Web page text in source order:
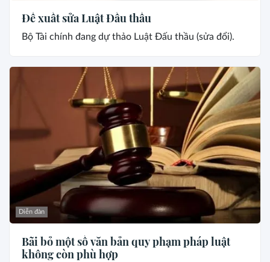
Đề xuất sửa Luật Đấu thầu
Bộ Tài chính đang dự thảo Luật Đấu thầu (sửa đổi).
Diễn đàn
Bãi bỏ một số văn bản quy phạm pháp luật
không còn phù hợp